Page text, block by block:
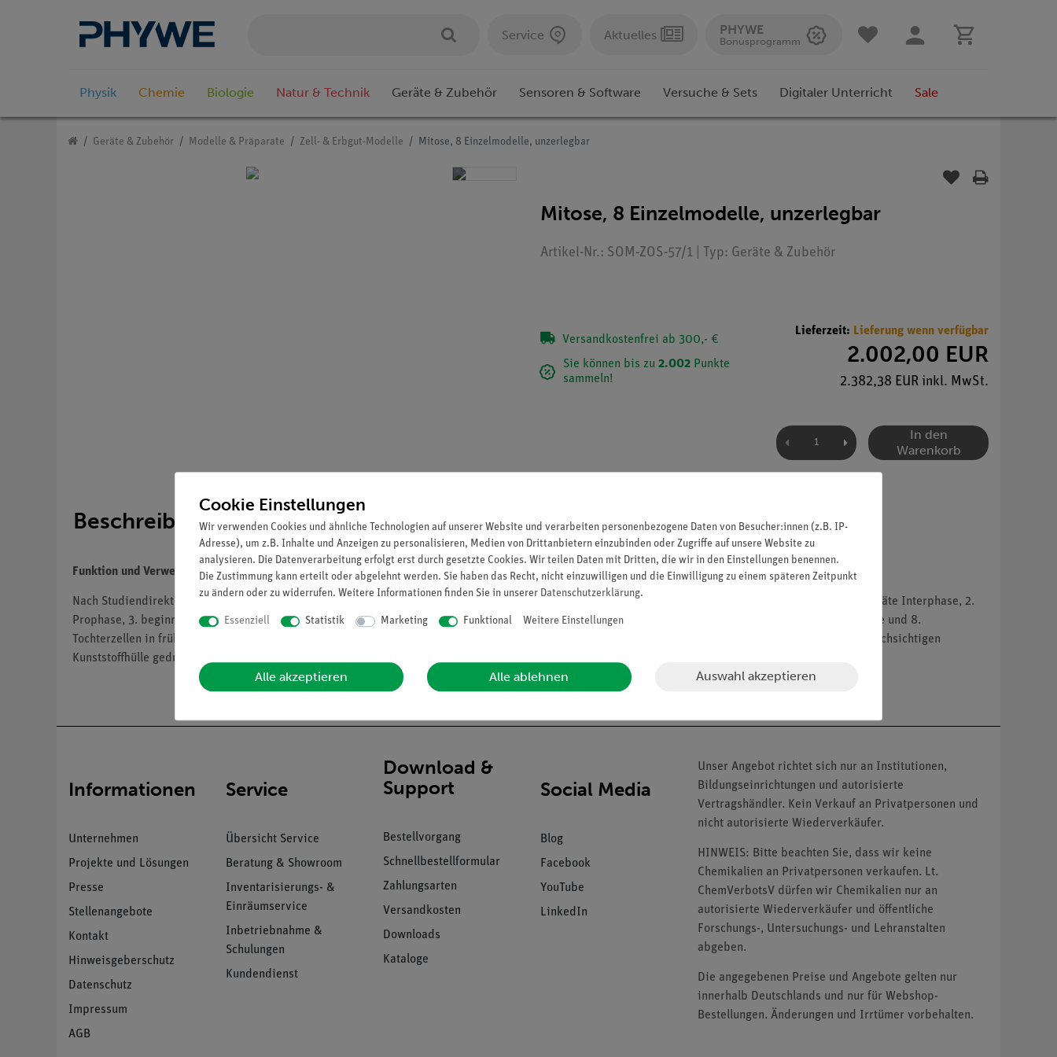
Service Aktuelles PHYWE
Bonusprogramm
Physik Chemie Biologie Natur & Technik Geräte & Zubehör Sensoren & Software Versuche & Sets Digitaler Unterricht Sale
Geräte & Zubehör Modelle & Präparate Zell- & Erbgut-Modelle Mitose, 8 Einzelmodelle, unzerlegbar
Mitose, 8 Einzelmodelle, unzerlegbar
Artikel-Nr.: SOM-ZOS-57/1 | Typ: Geräte & Zubehör
Versandkostenfrei ab 300,- €
Sie können bis zu 2.002 Punkte
sammeln!
Lieferzeit: Lieferung wenn verfügbar
2.002,00 EUR
2.382,38 EUR inkl. MwSt.
In den
Warenkorb
Beschreibung
Funktion und Verwendung
Nach Studiendirektor Christian Groß Dillingen. Vielfache Vergrößerung, aus SOMSO-Plast®. In 8 Einzelmodellen werden folgende Phasen dargestellt: 1. späte Interphase, 2.
Prophase, 3. beginnende Metaphase, 4. Metaphase - Äquatorialplatte, 5. Anaphase - Wanderung der Tochterchromosomen, 6. späte Anaphase, 7. Telophase und 8.
Tochterzellen in früher Interphase. In den Modellen 3 - 5 können die Spindeln einschließlich Chromosomen für Demonstrationszwecke unter einer klar durchsichtigen
Kunststoffhülle gedreht werden. Unzerlegbar. Die Modelle sind einzeln auf Stativ mit grünem Sockel montiert.
Informationen
Unternehmen
Projekte und Lösungen
Presse
Stellenangebote
Kontakt
Hinweisgeberschutz
Datenschutz
Impressum
AGB
Service
Übersicht Service
Beratung & Showroom
Inventarisierungs- &
Einräumservice
Inbetriebnahme &
Schulungen
Kundendienst
Download &
Support
Bestellvorgang
Schnellbestellformular
Zahlungsarten
Versandkosten
Downloads
Kataloge
Social Media
Blog
Facebook
YouTube
LinkedIn
Unser Angebot richtet sich nur an Institutionen,
Bildungseinrichtungen und autorisierte
Vertragshändler. Kein Verkauf an Privatpersonen und
nicht autorisierte Wiederverkäufer.
HINWEIS: Bitte beachten Sie, dass wir keine
Chemikalien an Privatpersonen verkaufen. Lt.
ChemVerbotsV dürfen wir Chemikalien nur an
autorisierte Wiederverkäufer und öffentliche
Forschungs-, Untersuchungs- und Lehranstalten
abgeben.
Die angegebenen Preise und Angebote gelten nur
innerhalb Deutschlands und nur für Webshop-
Bestellungen. Änderungen und Irrtümer vorbehalten.
Cookie Einstellungen
Wir verwenden Cookies und ähnliche Technologien auf unserer Website und verarbeiten personenbezogene Daten von Besucher:innen (z.B. IP-
Adresse), um z.B. Inhalte und Anzeigen zu personalisieren, Medien von Drittanbietern einzubinden oder Zugriffe auf unsere Website zu
analysieren. Die Datenverarbeitung erfolgt erst durch gesetzte Cookies. Wir teilen Daten mit Dritten, die wir in den Einstellungen benennen.
Die Zustimmung kann erteilt oder abgelehnt werden. Sie haben das Recht, nicht einzuwilligen und die Einwilligung zu einem späteren Zeitpunkt
zu ändern oder zu widerrufen. Weitere Informationen finden Sie in unserer Daten­schutz­erklärung.
Essenziell Statistik Marketing Funktional Weitere Einstellungen
Alle akzeptieren Alle ablehnen Auswahl akzeptieren